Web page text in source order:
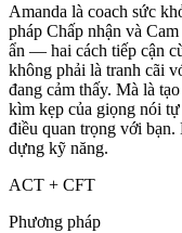
Amanda là coach sức
pháp Chấp nhận và
ẩn — hai cách tiếp cận
không phải là tranh cãi
đang cảm thấy. Mà là
kìm kẹp của giọng nói
điều quan trọng với bạn.
dựng kỹ năng.
ACT + CFT
Phương pháp